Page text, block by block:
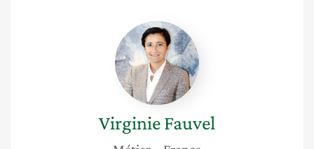
Virginie
Fauvel
VirginieFauvel